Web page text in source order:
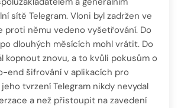
sítě Telegram. Vloni byl zadržen ve
proti němu vedeno vyšetřování. Do
dlouhých měsících mohl vrátit. Do
kopnout znovu, a to kvůli pokusům o
end šifrování v aplikacích pro
tvrzení Telegram nikdy nevydal
a než přistoupit na zavedení